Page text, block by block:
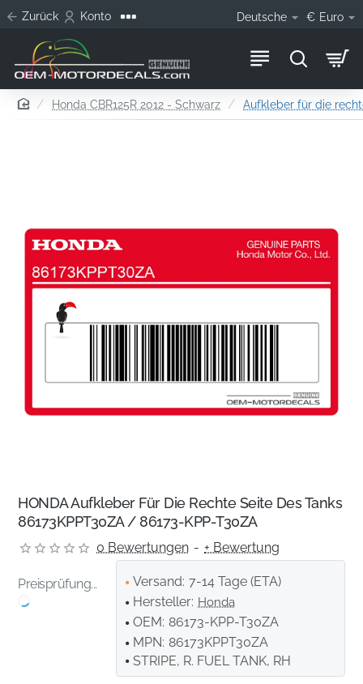
Zurück Konto Deutsche € Euro
homeHonda CBR125R 2012 - Schwarz Aufkleber für die
HONDA Aufkleber Für Die Rechte Seite Des Tanks
86173KPPT30ZA / 86173-KPP-T30ZA
0 Bewertungen - + Bewertung
Preisprüfung... Versand: 7-14 Tage (ETA)
Hersteller: Honda
OEM: 86173-KPP-T30ZA
MPN: 86173KPPT30ZA
STRIPE, R. FUEL TANK, RH